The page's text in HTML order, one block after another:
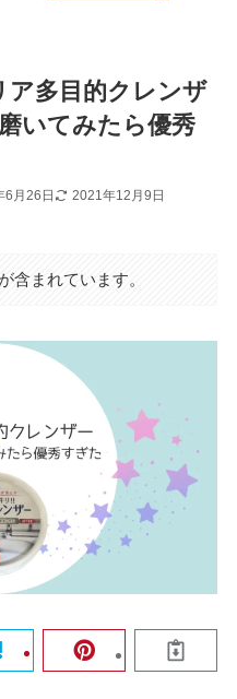
ア多目的クレンザ
いてみたら優秀
6月26日
2021年12月9日
含まれています。